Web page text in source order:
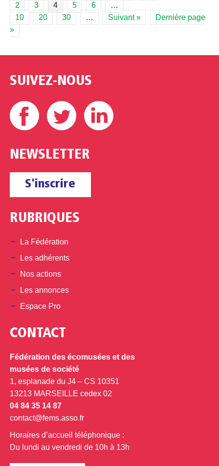
2
3 4 5 6
…
10
20 30 … Suivant »
Dernière page
»
SUIVEZ-NOUS
Facebook Twitter
NEWSLETTER
S'inscrire
RUBRIQUES
La Fédération
Les adhérents
Nos actions
Les annonces
Espace Pro
CONTACT
Fédération des écomusées et des
musées de société
1, esplanade du J4 – CS 10351
13213 MARSEILLE cedex 02
04 84 35 14 87
contact@fems.asso.fr
Horaires d’accueil téléphonique :
Du lundi au vendredi de 10h à 13h